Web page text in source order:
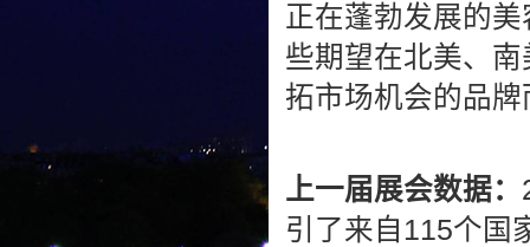
正在蓬勃发展的
些期望在北美、
拓市场机会的品
上一届展会数据：
引了来自115个国